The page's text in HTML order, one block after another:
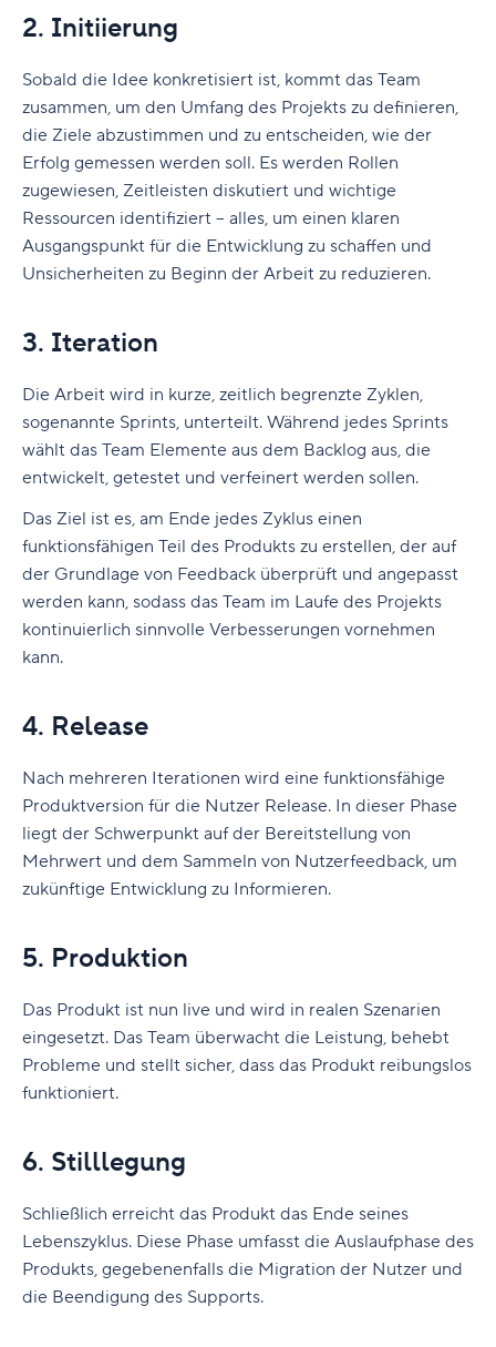
2. Initiierung
Sobald die Idee konkretisiert ist, kommt das Team
zusammen, um den Umfang des Projekts zu definieren,
die Ziele abzustimmen und zu entscheiden, wie der
Erfolg gemessen werden soll. Es werden Rollen
zugewiesen, Zeitleisten diskutiert und wichtige
Ressourcen identifiziert – alles, um einen klaren
Ausgangspunkt für die Entwicklung zu schaffen und
Unsicherheiten zu Beginn der Arbeit zu reduzieren.
3. Iteration
Die Arbeit wird in kurze, zeitlich begrenzte Zyklen,
sogenannte Sprints, unterteilt. Während jedes Sprints
wählt das Team Elemente aus dem Backlog aus, die
entwickelt, getestet und verfeinert werden sollen.
Das Ziel ist es, am Ende jedes Zyklus einen
funktionsfähigen Teil des Produkts zu erstellen, der auf
der Grundlage von Feedback überprüft und angepasst
werden kann, sodass das Team im Laufe des Projekts
kontinuierlich sinnvolle Verbesserungen vornehmen
kann.
4. Release
Nach mehreren Iterationen wird eine funktionsfähige
Produktversion für die Nutzer Release. In dieser Phase
liegt der Schwerpunkt auf der Bereitstellung von
Mehrwert und dem Sammeln von Nutzerfeedback, um
zukünftige Entwicklung zu Informieren.
5. Produktion
Das Produkt ist nun live und wird in realen Szenarien
eingesetzt. Das Team überwacht die Leistung, behebt
Probleme und stellt sicher, dass das Produkt reibungslos
funktioniert.
6. Stilllegung
Schließlich erreicht das Produkt das Ende seines
Lebenszyklus. Diese Phase umfasst die Auslaufphase des
Produkts, gegebenenfalls die Migration der Nutzer und
die Beendigung des Supports.